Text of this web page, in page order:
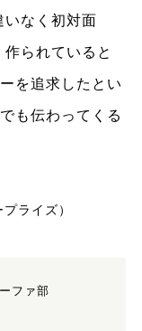
いなく初対面
られていると
を追求したとい
も伝わってくる
ライズ）
ファ部